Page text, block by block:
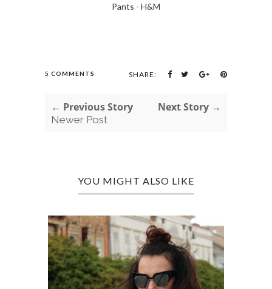
Pants - H&M
5 COMMENTS SHARE:
← Previous Story
Newer Post
Next Story →
YOU MIGHT ALSO LIKE